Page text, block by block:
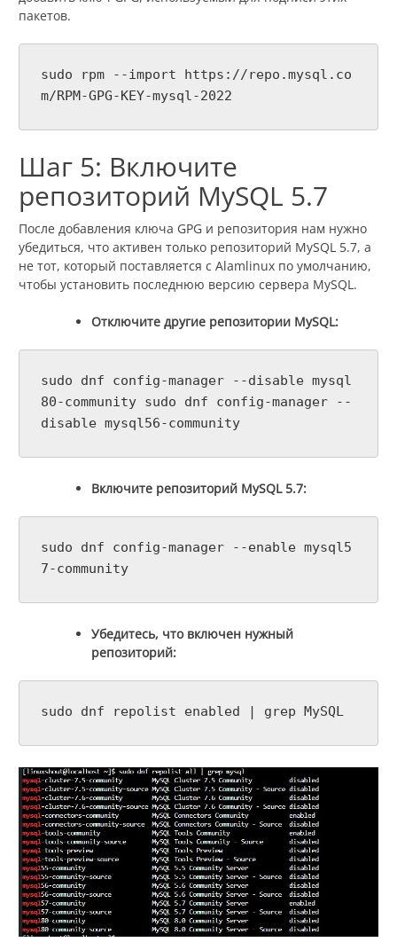
пакетов.
sudo rpm --import https://repo.mysql.co
m/RPM-GPG-KEY-mysql-2022
Шаг 5: Включите
репозиторий MySQL 5.7
После добавления ключа GPG и репозитория нам нужно
убедиться, что активен только репозиторий MySQL 5.7, а
не тот, который поставляется с Alamlinux по умолчанию,
чтобы установить последнюю версию сервера MySQL.
Отключите другие репозитории MySQL:
sudo dnf config-manager --disable mysql
80-community sudo dnf config-manager --
disable mysql56-community
Включите репозиторий MySQL 5.7:
sudo dnf config-manager --enable mysql5
7-community
Убедитесь, что включен нужный
репозиторий:
sudo dnf repolist enabled | grep MySQL